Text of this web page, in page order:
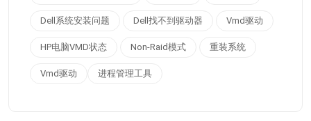
Dell系统安装问题 Dell找不到驱动器 Vmd驱动
HP电脑VMD状态 Non-Raid模式 重装系统
Vmd驱动 进程管理工具